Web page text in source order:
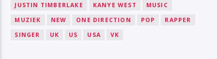
JUSTIN TIMBERLAKE
KANYE WEST
MUSIC
MUZIEK
NEW ONE DIRECTION POP
RAPPER
SINGER
UK US USA VK